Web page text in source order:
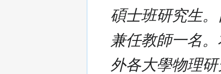
碩士班研究生
兼任教師一名
外各大學物理